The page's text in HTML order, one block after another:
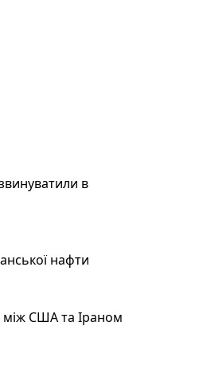
в
нафти
між США та Іраном